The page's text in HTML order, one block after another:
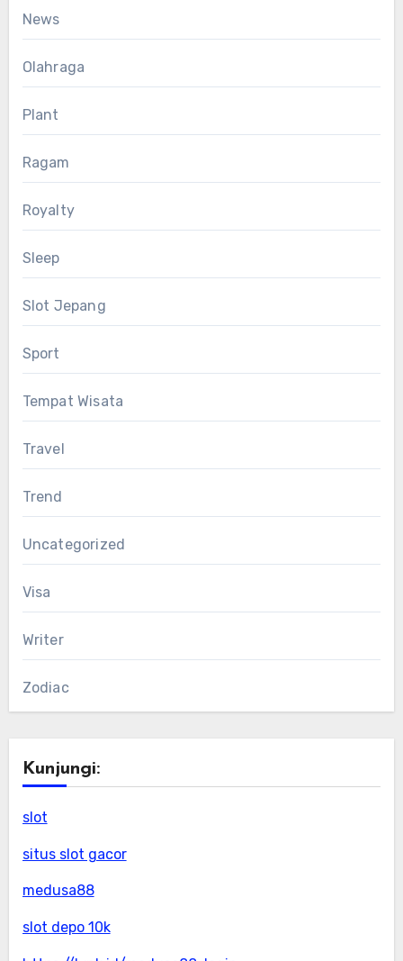
News
Olahraga
Plant
Ragam
Royalty
Sleep
Slot Jepang
Sport
Tempat Wisata
Travel
Trend
Uncategorized
Visa
Writer
Zodiac
Kunjungi:
slot
situs slot gacor
medusa88
slot depo 10k